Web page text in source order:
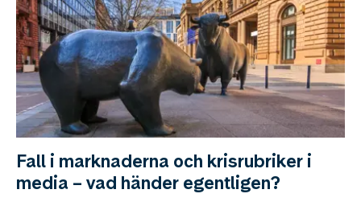
Fall i marknaderna och krisrubriker i
media – vad händer egentligen?